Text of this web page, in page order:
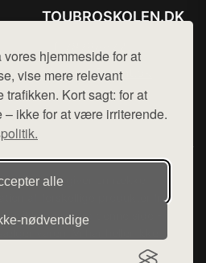
hjemmeside for at
vise mere relevant
Kort sagt: for at
– ikke for at være irriterende.
alle
TOUBROSKOLEN.DK
Mail: hej@want.dk
Cookie- og privatlivspolitik
der udgiver en række
af forskellige produkter fra
ikke varer fra denne side - vi
varen. Vi har heller ikke